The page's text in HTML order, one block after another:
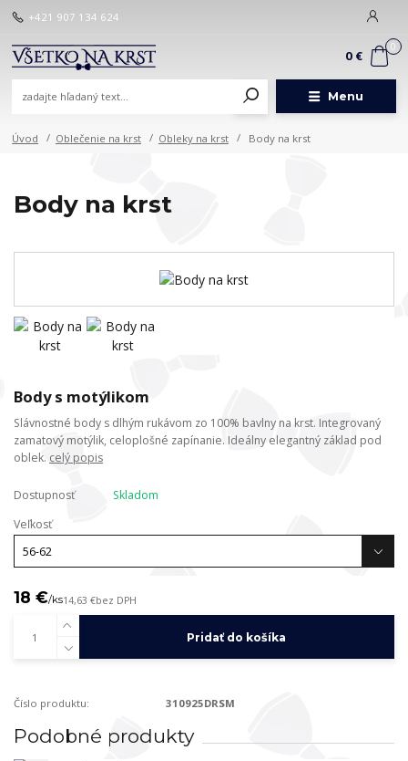
Menu
+421 907 134 624
0
0 €
Úvod Oblečenie na krst Obleky na krst Body na krst
Body na krst
Body s motýlikom
Slávnostné body s dlhým rukávom zo 100% bavlny na krst. Integrovaný
zamatový motýlik, celoplošné zapínanie. Ideálny elegantný základ pod
oblek. celý popis
Dostupnosť
Skladom
Veľkosť
18 €/ks14,63 €bez DPH
Pridať do košíka
Číslo produktu: 310925DRSM
Podobné produkty